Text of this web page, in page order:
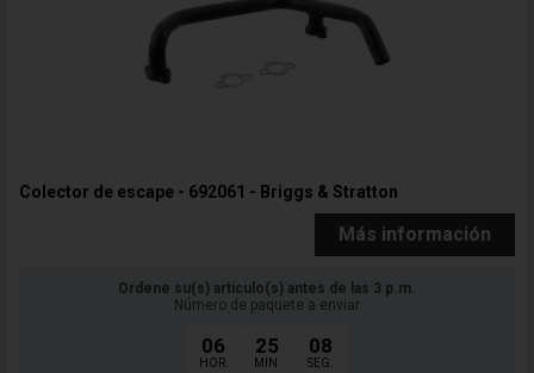
Colector de escape - 692061 - Briggs & Stratton
Más información
Ordene su(s) artículo(s) antes de las 3 p.m.
Número de paquete a enviar
06
HOR.
25
MIN.
06
SEG.